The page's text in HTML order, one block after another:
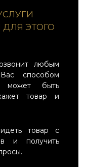
ЭТОГО
любым
способом
может быть
товар и
товар с
и получить